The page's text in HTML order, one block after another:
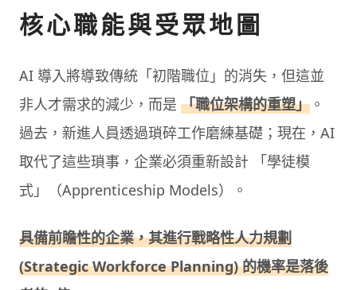
核心職能與受眾地圖
AI 導入將導致傳統「初階職位」的消失，但這並
非人才需求的減少，而是 「職位架構的重塑」 。
過去，新進人員透過瑣碎工作磨練基礎；現在，AI
取代了這些瑣事，企業必須重新設計 「學徒模
式」（Apprenticeship Models）。
具備前瞻性的企業，其進行戰略性人力規劃
(Strategic Workforce Planning) 的機率是落後